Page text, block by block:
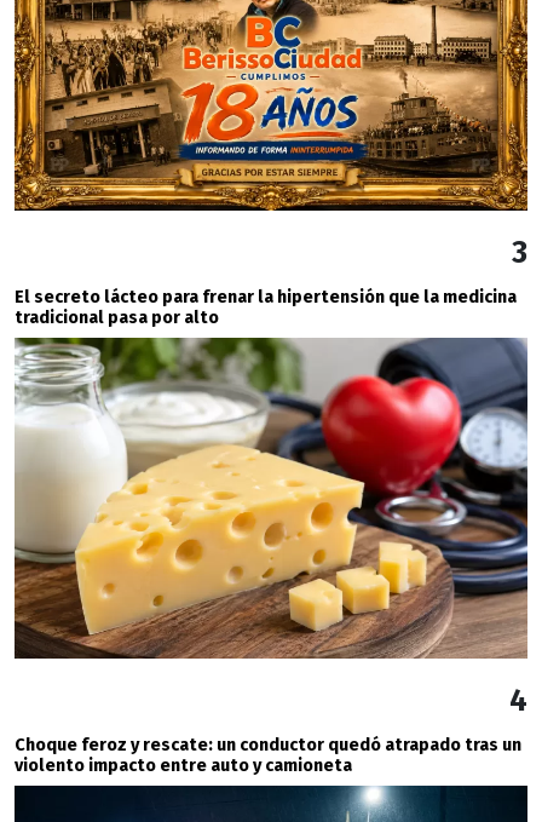
3
El secreto lácteo para frenar la hipertensión que la medicina
tradicional pasa por alto
4
Choque feroz y rescate: un conductor quedó atrapado tras un
violento impacto entre auto y camioneta